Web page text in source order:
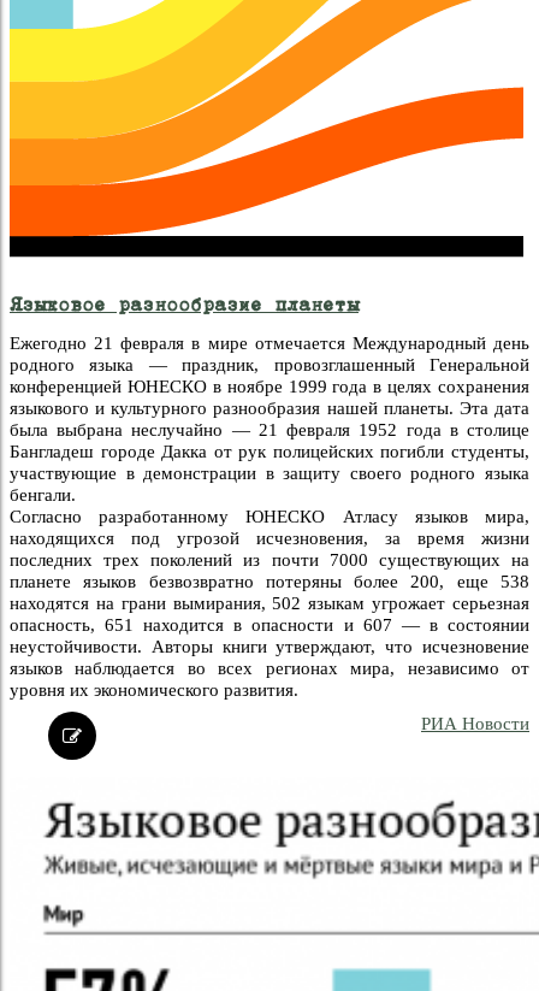
Языковое разнообразие планеты
Ежегодно 21 февраля в мире отмечается Международный день
родного языка — праздник, провозглашенный Генеральной
конференцией ЮНЕСКО в ноябре 1999 года в целях сохранения
языкового и культурного разнообразия нашей планеты. Эта дата
была выбрана неслучайно — 21 февраля 1952 года в столице
Бангладеш городе Дакка от рук полицейских погибли студенты,
участвующие в демонстрации в защиту своего родного языка
бенгали.
Согласно разработанному ЮНЕСКО Атласу языков мира,
находящихся под угрозой исчезновения, за время жизни
последних трех поколений из почти 7000 существующих на
планете языков безвозвратно потеряны более 200, еще 538
находятся на грани вымирания, 502 языкам угрожает серьезная
опасность, 651 находится в опасности и 607 — в состоянии
неустойчивости. Авторы книги утверждают, что исчезновение
языков наблюдается во всех регионах мира, независимо от
уровня их экономического развития.
РИА Новости